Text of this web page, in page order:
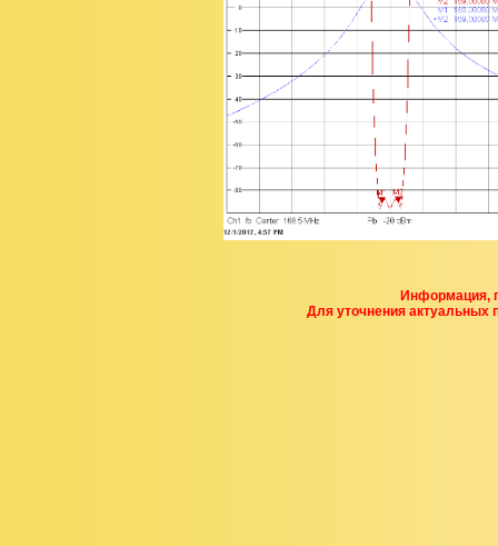
Информация,
Для уточнения актуальных